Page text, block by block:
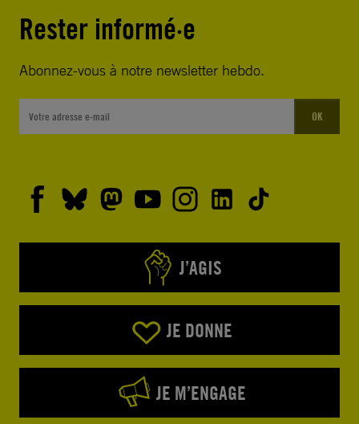
Rester informé·e
Abonnez-vous à notre newsletter hebdo.
OK
J’AGIS
JE DONNE
JE M’ENGAGE